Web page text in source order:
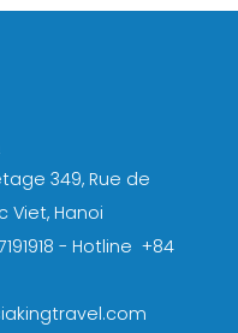
349, Rue de
Viet, Hanoi
- Hotline +84